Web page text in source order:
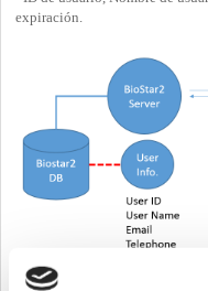
expiración.